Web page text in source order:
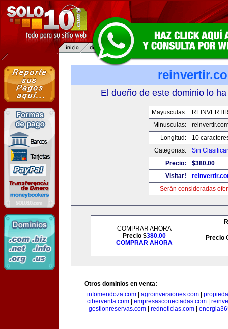
El dueño de este dominio lo
Mayusculas:
Minusculas:
Longitud:
10
Categorias:
Sin Clasificar
Precio:
$380.00
Visitar!
Serán consideradas
COMPRAR AHORA
Precio $380.00
COMPRAR AHORA
Precio
Otros dominios en venta:
infomendoza.com
agroinversiones.com
ciberventa.com| empresasconectadas.com|
gestionreservas.com| rednoticias.com|